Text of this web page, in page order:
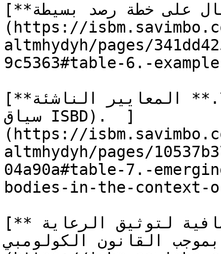
[**الجدول 6.** مثال على خطة رصد بسيطة ]
(https://
altmhydyh/pages/
9c5363#table-6.-
[**الجدول 7.** المعايير الناشئة (جهات الاعتماد في
سياق ISBD).  ]
(https://
altmhydyh/pages/
04a90a#table-7.-
bodies-in-the-context-
[**الجدول 8.** متطلبات إضافية لتوثيق الرعاية
بموجب القانون الكولومبي.]